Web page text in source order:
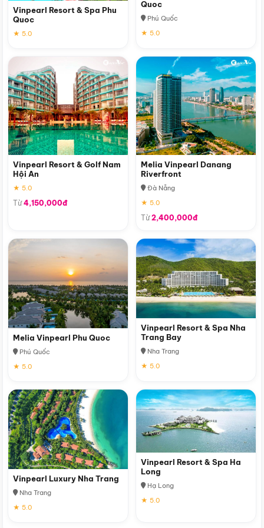
Vinpearl Resort & Spa Phu
Quoc
★ 5.0
Quoc
Phú Quốc
★ 5.0
Vinpearl Resort & Golf Nam
Hội An
★ 5.0
Từ4,150,000đ
Melia Vinpearl Danang
Riverfront
Đà Nẵng
★ 5.0
Từ2,400,000đ
Melia Vinpearl Phu Quoc
Phú Quốc
★ 5.0
Vinpearl Resort & Spa Nha
Trang Bay
Nha Trang
★ 5.0
Vinpearl Luxury Nha Trang
Nha Trang
★ 5.0
Vinpearl Resort & Spa Ha
Long
Hạ Long
★ 5.0